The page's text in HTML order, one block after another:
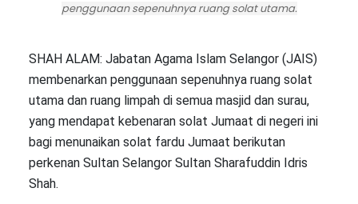
penggunaan sepenuhnya ruang solat utama.
SHAH ALAM: Jabatan Agama Islam Selangor (JAIS)
membenarkan penggunaan sepenuhnya ruang solat
utama dan ruang limpah di semua masjid dan surau,
yang mendapat kebenaran solat Jumaat di negeri ini
bagi menunaikan solat fardu Jumaat berikutan
perkenan Sultan Selangor Sultan Sharafuddin Idris
Shah.